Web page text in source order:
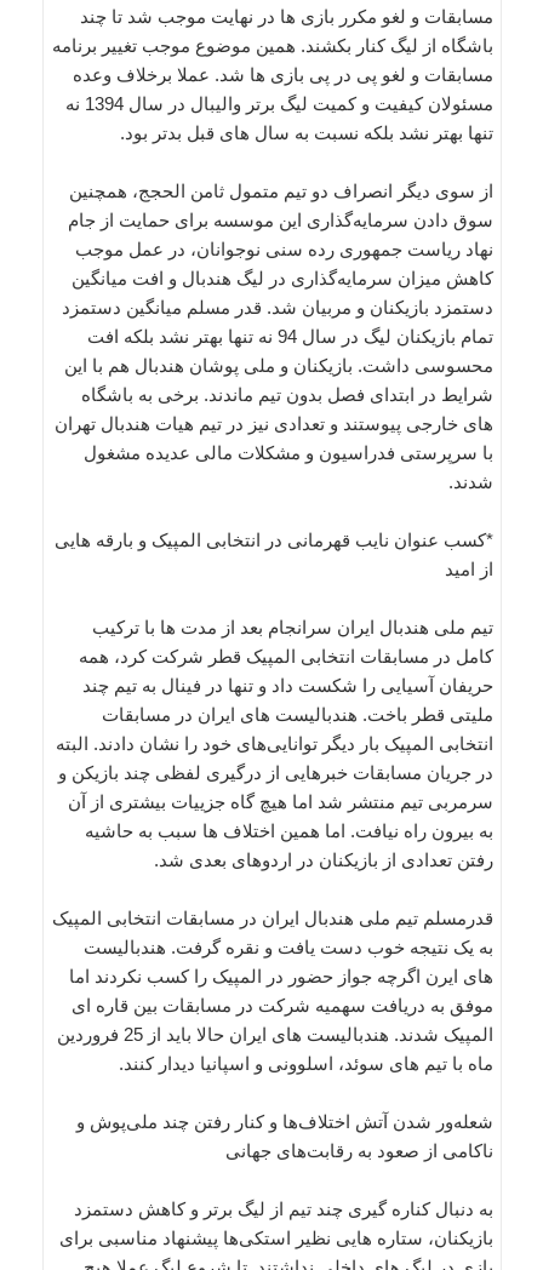
مسابقات و لغو مکرر بازی ها در نهایت موجب شد تا چند
باشگاه از لیگ کنار بکشند. همین موضوع موجب تغییر برنامه
مسابقات و لغو پی در پی بازی ها شد. عملا برخلاف وعده
مسئولان کیفیت و کمیت لیگ برتر والیبال در سال 1394 نه
تنها بهتر نشد بلکه نسبت به سال های قبل بدتر بود.
از سوی دیگر انصراف دو تیم متمول ثامن الحجج، همچنین
سوق دادن سرمایه‌گذاری این موسسه برای حمایت از جام
نهاد ریاست جمهوری رده سنی نوجوانان، در عمل موجب
کاهش میزان سرمایه‌گذاری در لیگ هندبال و افت میانگین
دستمزد بازیکنان و مربیان شد. قدر مسلم میانگین دستمزد
تمام بازیکنان لیگ در سال 94 نه تنها بهتر نشد بلکه افت
محسوسی داشت. بازیکنان و ملی پوشان هندبال هم با این
شرایط در ابتدای فصل بدون تیم ماندند. برخی به باشگاه
های خارجی پیوستند و تعدادی نیز در تیم هیات هندبال تهران
با سرپرستی فدراسیون و مشکلات مالی عدیده مشغول
شدند.
*کسب عنوان نایب قهرمانی در انتخابی المپیک و بارقه هایی
از امید
تیم ملی هندبال ایران سرانجام بعد از مدت ها با ترکیب
کامل در مسابقات انتخابی المپیک قطر شرکت کرد، همه
حریفان آسیایی را شکست داد و تنها در فینال به تیم چند
ملیتی قطر باخت. هندبالیست های ایران در مسابقات
انتخابی المپیک بار دیگر توانایی‌های خود را نشان دادند. البته
در جریان مسابقات خبرهایی از درگیری لفظی چند بازیکن و
سرمربی تیم منتشر شد اما هیچ گاه جزییات بیشتری از آن
به بیرون راه نیافت. اما همین اختلاف ها سبب به حاشیه
رفتن تعدادی از بازیکنان در اردوهای بعدی شد.
قدرمسلم تیم ملی هندبال ایران در مسابقات انتخابی المپیک
به یک نتیجه خوب دست یافت و نقره گرفت. هندبالیست
های ایرن اگرچه جواز حضور در المپیک را کسب نکردند اما
موفق به دریافت سهمیه شرکت در مسابقات بین قاره ای
المپیک شدند. هندبالیست های ایران حالا باید از 25 فروردین
ماه با تیم های سوئد، اسلوونی و اسپانیا دیدار کنند.
شعله‌ور شدن آتش اختلاف‌ها و کنار رفتن چند ملی‌پوش و
ناکامی از صعود به رقابت‌های جهانی
به دنبال کناره گیری چند تیم از لیگ برتر و کاهش دستمزد
بازیکنان، ستاره هایی نظیر استکی‌ها پیشنهاد مناسبی برای